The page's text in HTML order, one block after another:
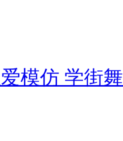
模仿 学街